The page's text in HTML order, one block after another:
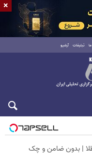
تبلیغات آرشیو
×